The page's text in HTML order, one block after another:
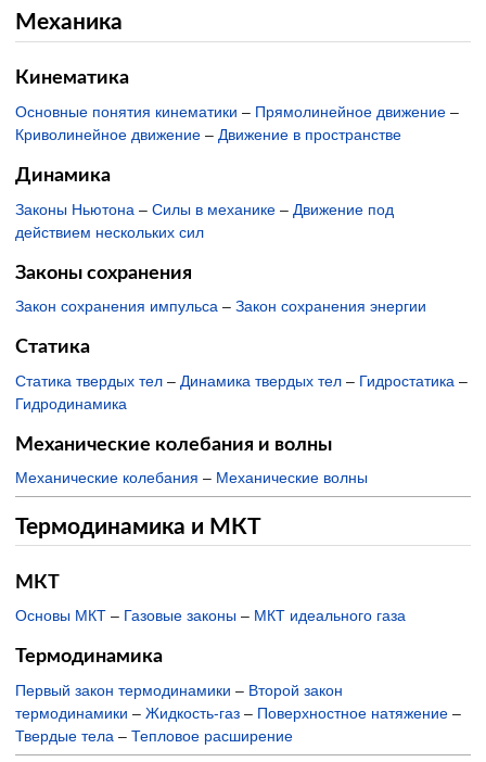
Механика
Кинематика
Основные понятия кинематики – Прямолинейное движение –
Криволинейное движение – Движение в пространстве
Динамика
Законы Ньютона – Силы в механике – Движение под
действием нескольких сил
Законы сохранения
Закон сохранения импульса – Закон сохранения энергии
Статика
Статика твердых тел – Динамика твердых тел – Гидростатика –
Гидродинамика
Механические колебания и волны
Механические колебания – Механические волны
Термодинамика и МКТ
МКТ
Основы МКТ – Газовые законы – МКТ идеального газа
Термодинамика
Первый закон термодинамики – Второй закон
термодинамики – Жидкость-газ – Поверхностное натяжение –
Твердые тела – Тепловое расширение